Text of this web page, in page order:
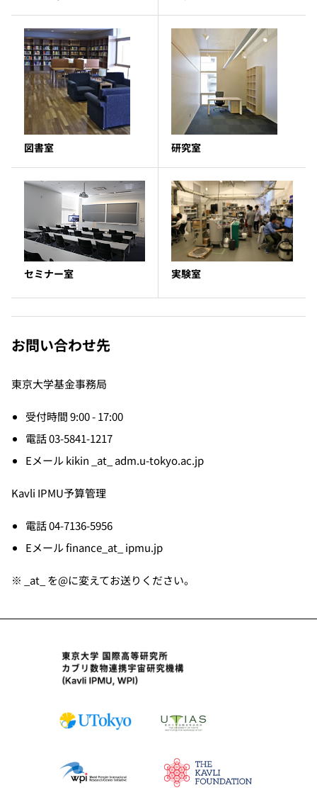
図書室 研究室
セミナー室 実験室
お問い合わせ先
東京大学基金事務局
受付時間 9:00 - 17:00
電話 03-5841-1217
Eメール kikin _at_ adm.u-tokyo.ac.jp
Kavli IPMU予算管理
電話 04-7136-5956
Eメール finance_at_ ipmu.jp
※ _at_ を@に変えてお送りください。